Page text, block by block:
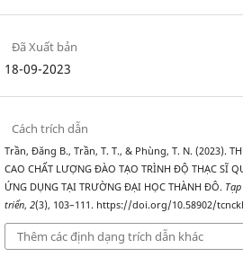
Đã Xuất bản
18-09-2023
Cách trích dẫn
Trần, Đăng B., Trần, T. T., & Phùng, T. N. (2023).
CAO CHẤT LƯỢNG ĐÀO TẠO TRÌNH ĐỘ THẠC SĨ
ỨNG DỤNG TẠI TRƯỜNG ĐẠI HỌC THÀNH ĐÔ.
triển, 2(3), 103–111. https://doi.org/10.58902/
Thêm các định dạng trích dẫn khác